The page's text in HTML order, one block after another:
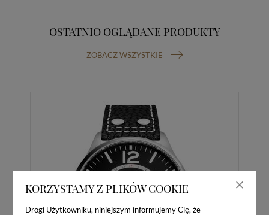
KORZYSTAMY Z PLIKÓW COOKIE
Drogi Użytkowniku, niniejszym informujemy Cię, że
OSTATNIO OGLĄDANE PRODUKTY
ZOBACZ WSZYSTKIE